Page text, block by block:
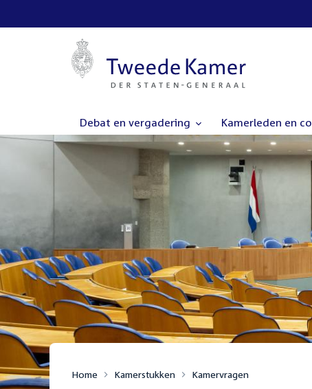
Debat en vergadering Kamerleden en
Home Kamerstukken Kamervragen